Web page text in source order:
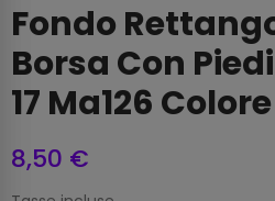
Fondo
Borsa Con
17 Ma126
8,50 €